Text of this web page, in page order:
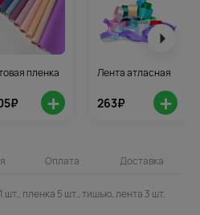
пленка
+
Лента атласная
263₽ +
Оплата Доставка
пленка 5 шт., тишью, лента 3 шт.